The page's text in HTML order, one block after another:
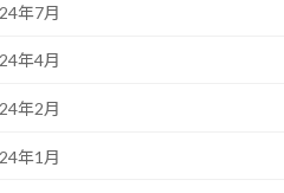
年7月
年4月
年2月
年1月